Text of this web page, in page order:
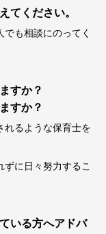
てください。
も相談にのってく
すか？
すか？
れるような保育士を
ずに日々努力するこ
いる方へアドバ